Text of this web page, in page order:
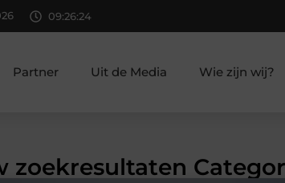
09:26:25
Partner Uit de Media Wie zijn wij?
zoekresultaten